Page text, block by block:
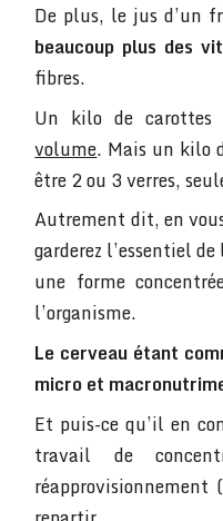
De plus, le jus d’un
beaucoup plus des
fibres.
Un kilo de carottes
volume. Mais un kilo
être 2 ou 3 verres,
Autrement dit, en
garderez l’essentiel
une forme
l’organisme.
Le cerveau étant
micro et
Et puis-ce qu’il en
travail de
réapprovisionnement